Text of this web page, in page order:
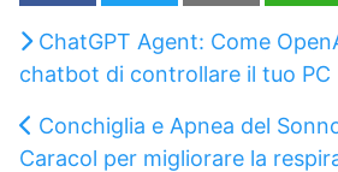
ChatGPT Agent: Come
chatbot di controllare il tuo PC
Conchiglia e Apnea del
Caracol per migliorare la